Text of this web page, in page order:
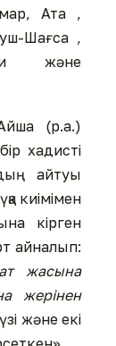
Ата ,
Шағса ,
және
(р.а.)
хадисті
айтуы
киімімен
кірген
айналып:
жасына
жерінен
және екі